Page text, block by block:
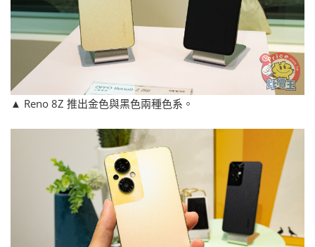
▲ Reno 8Z 推出金色與黑色兩種色系。